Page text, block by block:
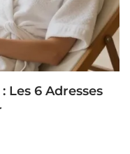
Les 6 Adresses